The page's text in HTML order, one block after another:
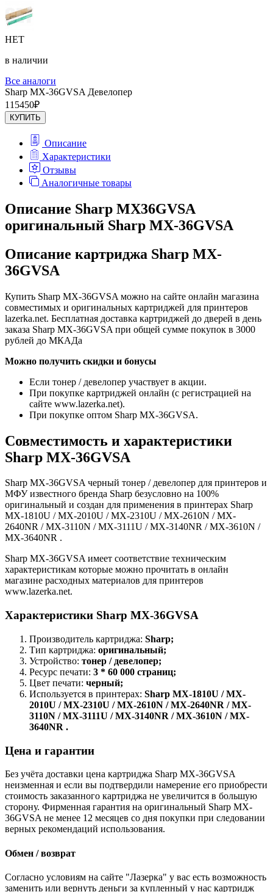
НЕТ
в наличии
Все аналоги
Sharp MX-36GVSA Девелопер
115450₽
КУПИТЬ
Описание
Характеристики
Отзывы
Аналогичные товары
Описание Sharp MX36GVSA
оригинальный Sharp MX-36GVSA
Описание картриджа Sharp MX-
36GVSA
Купить Sharp MX-36GVSA можно на сайте онлайн магазина
совместимых и оригинальных картриджей для принтеров
lazerka.net. Бесплатная доставка картриджей до дверей в день
заказа Sharp MX-36GVSA при общей сумме покупок в 3000
рублей до МКАДа
Можно получить скидки и бонусы
Если тонер / девелопер участвует в акции.
При покупке картриджей онлайн (с регистрацией на
сайте www.lazerka.net).
При покупке оптом Sharp MX-36GVSA.
Совместимость и характеристики
Sharp MX-36GVSA
Sharp MX-36GVSA черный тонер / девелопер для принтеров и
МФУ известного бренда Sharp безусловно на 100%
оригинальный и создан для применения в принтерах Sharp
MX-1810U / MX-2010U / MX-2310U / MX-2610N / MX-
2640NR / MX-3110N / MX-3111U / MX-3140NR / MX-3610N /
MX-3640NR .
Sharp MX-36GVSA имеет соответствие техническим
характеристикам которые можно прочитать в онлайн
магазине расходных материалов для принтеров
www.lazerka.net.
Характеристики Sharp MX-36GVSA
Производитель картриджа: Sharp;
Тип картриджа: оригинальный;
Устройство: тонер / девелопер;
Ресурс печати: 3 * 60 000 страниц;
Цвет печати: черный;
Используется в принтерах: Sharp MX-1810U / MX-
2010U / MX-2310U / MX-2610N / MX-2640NR / MX-
3110N / MX-3111U / MX-3140NR / MX-3610N / MX-
3640NR .
Цена и гарантии
Без учёта доставки цена картриджа Sharp MX-36GVSA
неизменная и если вы подтвердили намерение его приобрести
стоимость заказанного картриджа не увеличится в большую
сторону. Фирменная гарантия на оригинальный Sharp MX-
36GVSA не менее 12 месяцев со дня покупки при следовании
верных рекомендаций использования.
Обмен / возврат
Согласно условиям на сайте "Лазерка" у вас есть возможность
заменить или вернуть деньги за купленный у нас картридж